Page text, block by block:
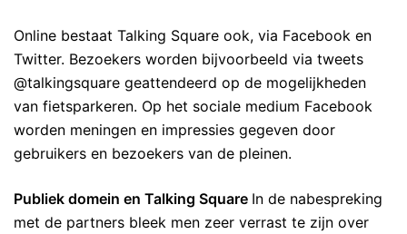
Online bestaat Talking Square ook, via Facebook en
Twitter. Bezoekers worden bijvoorbeeld via tweets
@talkingsquare geattendeerd op de mogelijkheden
van fietsparkeren. Op het sociale medium Facebook
worden meningen en impressies gegeven door
gebruikers en bezoekers van de pleinen.
Publiek domein en Talking Square In de nabespreking
met de partners bleek men zeer verrast te zijn over